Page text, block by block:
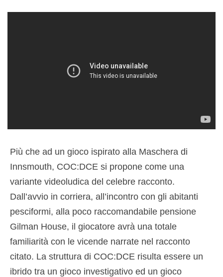
Più che ad un gioco ispirato alla Maschera di
Innsmouth, COC:DCE si propone come una
variante videoludica del celebre racconto.
Dall’avvio in corriera, all’incontro con gli abitanti
pesciformi, alla poco raccomandabile pensione
Gilman House, il giocatore avrà una totale
familiarità con le vicende narrate nel racconto
citato. La struttura di COC:DCE risulta essere un
ibrido tra un gioco investigativo ed un gioco